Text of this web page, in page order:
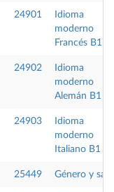
24901
Idioma
moderno
Francés B1
24902
Idioma
moderno
Alemán B1
24903
Idioma
moderno
Italiano B1
25449 Género y